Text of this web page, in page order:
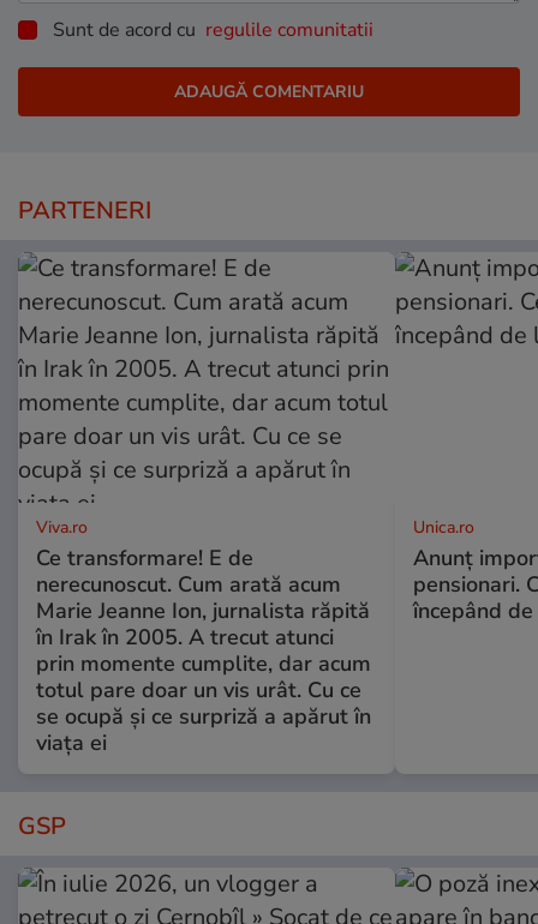
Sunt de acord cu regulile comunitatii
PARTENERI
Viva.ro
Ce transformare! E de
nerecunoscut. Cum arată acum
Marie Jeanne Ion, jurnalista răpită
în Irak în 2005. A trecut atunci
prin momente cumplite, dar acum
totul pare doar un vis urât. Cu ce
se ocupă și ce surpriză a apărut în
viața ei
Unica.ro
Anunț
pensionari.
începând
GSP